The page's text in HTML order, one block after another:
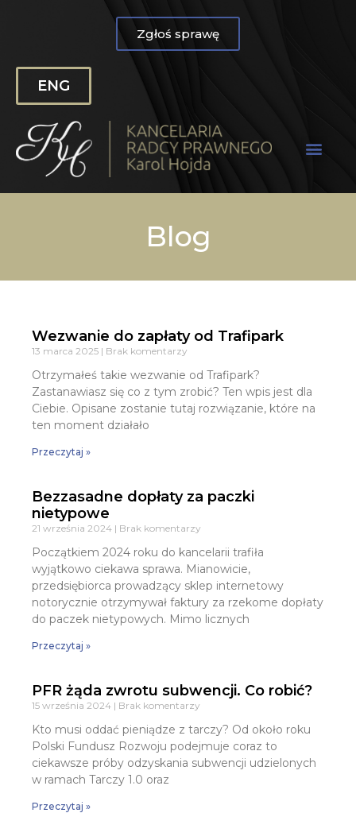
Zgłoś sprawę
ENG
Blog
Wezwanie do zapłaty od Trafipark
13 marca 2025 Brak komentarzy
Otrzymałeś takie wezwanie od Trafipark?
Zastanawiasz się co z tym zrobić? Ten wpis jest dla
Ciebie. Opisane zostanie tutaj rozwiązanie, które na
ten moment działało
Przeczytaj »
Bezzasadne dopłaty za paczki
nietypowe
21 września 2024 Brak komentarzy
Początkiem 2024 roku do kancelarii trafiła
wyjątkowo ciekawa sprawa. Mianowicie,
przedsiębiorca prowadzący sklep internetowy
notorycznie otrzymywał faktury za rzekome dopłaty
do paczek nietypowych. Mimo licznych
Przeczytaj »
PFR żąda zwrotu subwencji. Co robić?
15 września 2024 Brak komentarzy
Kto musi oddać pieniądze z tarczy? Od około roku
Polski Fundusz Rozwoju podejmuje coraz to
ciekawsze próby odzyskania subwencji udzielonych
w ramach Tarczy 1.0 oraz
Przeczytaj »